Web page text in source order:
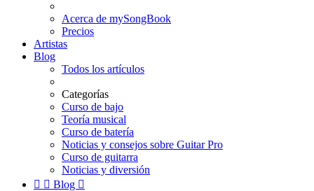
Acerca de mySongBook
Precios
Artistas
Blog
Todos los artículos
Categorías
Curso de bajo
Teoría musical
Curso de batería
Noticias y consejos sobre Guitar Pro
Curso de guitarra
Noticias y diversión
  Blog 